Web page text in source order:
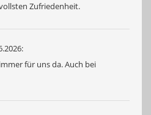
Zufriedenheit.
für uns da. Auch bei